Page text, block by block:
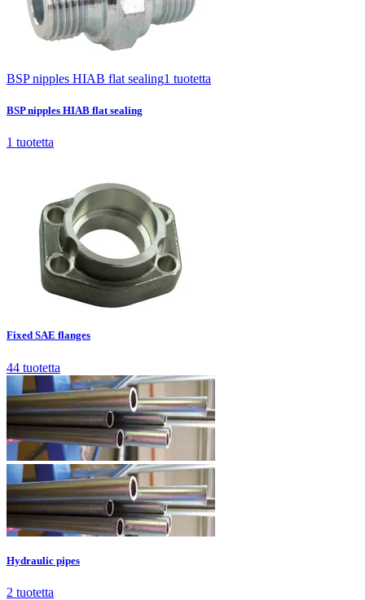
BSP nipples HIAB flat sealing1 tuotetta
BSP nipples HIAB flat sealing
1 tuotetta
Fixed SAE flanges44 tuotetta
Fixed SAE flanges
44 tuotetta
Hydraulic pipes2 tuotetta
Hydraulic pipes
2 tuotetta